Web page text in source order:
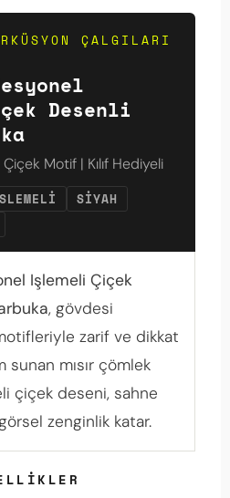
ÇALGILARI
Desenli
Motif | Kılıf Hediyeli
SIYAH
Işlemeli Çiçek
, gövdesi
zarif ve dikkat
mısır çömlek
çiçek deseni, sahne
zenginlik katar.